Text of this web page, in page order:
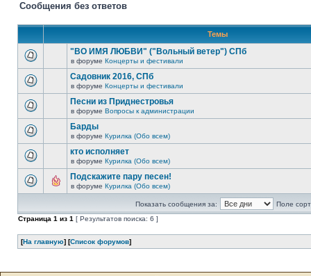
Сообщения без ответов
Темы
"ВО ИМЯ ЛЮБВИ" ("Вольный ветер") СПб
в форуме Концерты и фестивали
Садовник 2016, СПб
в форуме Концерты и фестивали
Песни из Приднестровья
в форуме Вопросы к администрации
Барды
в форуме Курилка (Обо всем)
кто исполняет
в форуме Курилка (Обо всем)
Подскажите пару песен!
в форуме Курилка (Обо всем)
Показать сообщения за:
Поле
Страница 1 из 1 [ Результатов поиска: 6 ]
[На главную] [Список форумов]